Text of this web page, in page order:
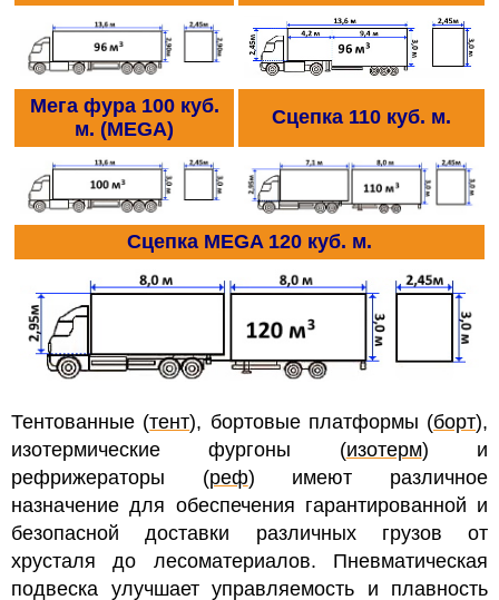
Мега фура 100 куб.
м. (MEGA)
Сцепка 110 куб. м.
Сцепка MEGA 120 куб. м.
Тентованные (тент), бортовые платформы (борт),
изотермические фургоны (изотерм) и
рефрижераторы (реф) имеют различное
назначение для обеспечения гарантированной и
безопасной доставки различных грузов от
хрусталя до лесоматериалов. Пневматическая
подвеска улучшает управляемость и плавность